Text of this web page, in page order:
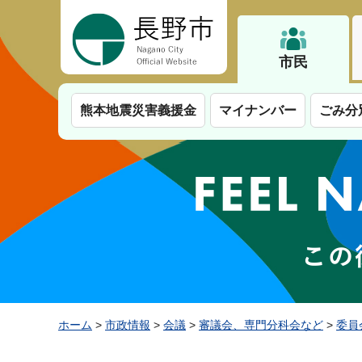
市民
熊本地震災害義援金 マイナンバー ごみ分
ホーム > 市政情報 > 会議 > 審議会、専門分科会など > 委員